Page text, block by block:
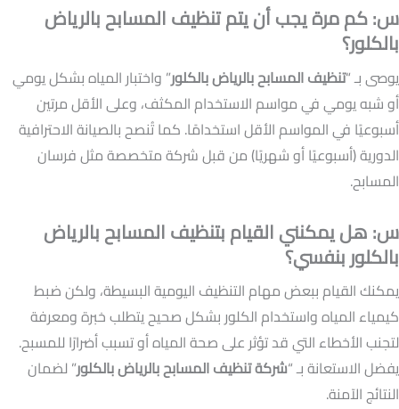
س: كم مرة يجب أن يتم تنظيف المسابح بالرياض
بالكلور؟
يوصى بـ “تنظيف المسابح بالرياض بالكلور” واختبار المياه بشكل يومي
أو شبه يومي في مواسم الاستخدام المكثف، وعلى الأقل مرتين
أسبوعيًا في المواسم الأقل استخدامًا. كما تُنصح بالصيانة الاحترافية
الدورية (أسبوعيًا أو شهريًا) من قبل شركة متخصصة مثل فرسان
المسابح.
س: هل يمكنني القيام بتنظيف المسابح بالرياض
بالكلور بنفسي؟
يمكنك القيام ببعض مهام التنظيف اليومية البسيطة، ولكن ضبط
كيمياء المياه واستخدام الكلور بشكل صحيح يتطلب خبرة ومعرفة
لتجنب الأخطاء التي قد تؤثر على صحة المياه أو تسبب أضرارًا للمسبح.
يفضل الاستعانة بـ “شركة تنظيف المسابح بالرياض بالكلور” لضمان
النتائج الآمنة.